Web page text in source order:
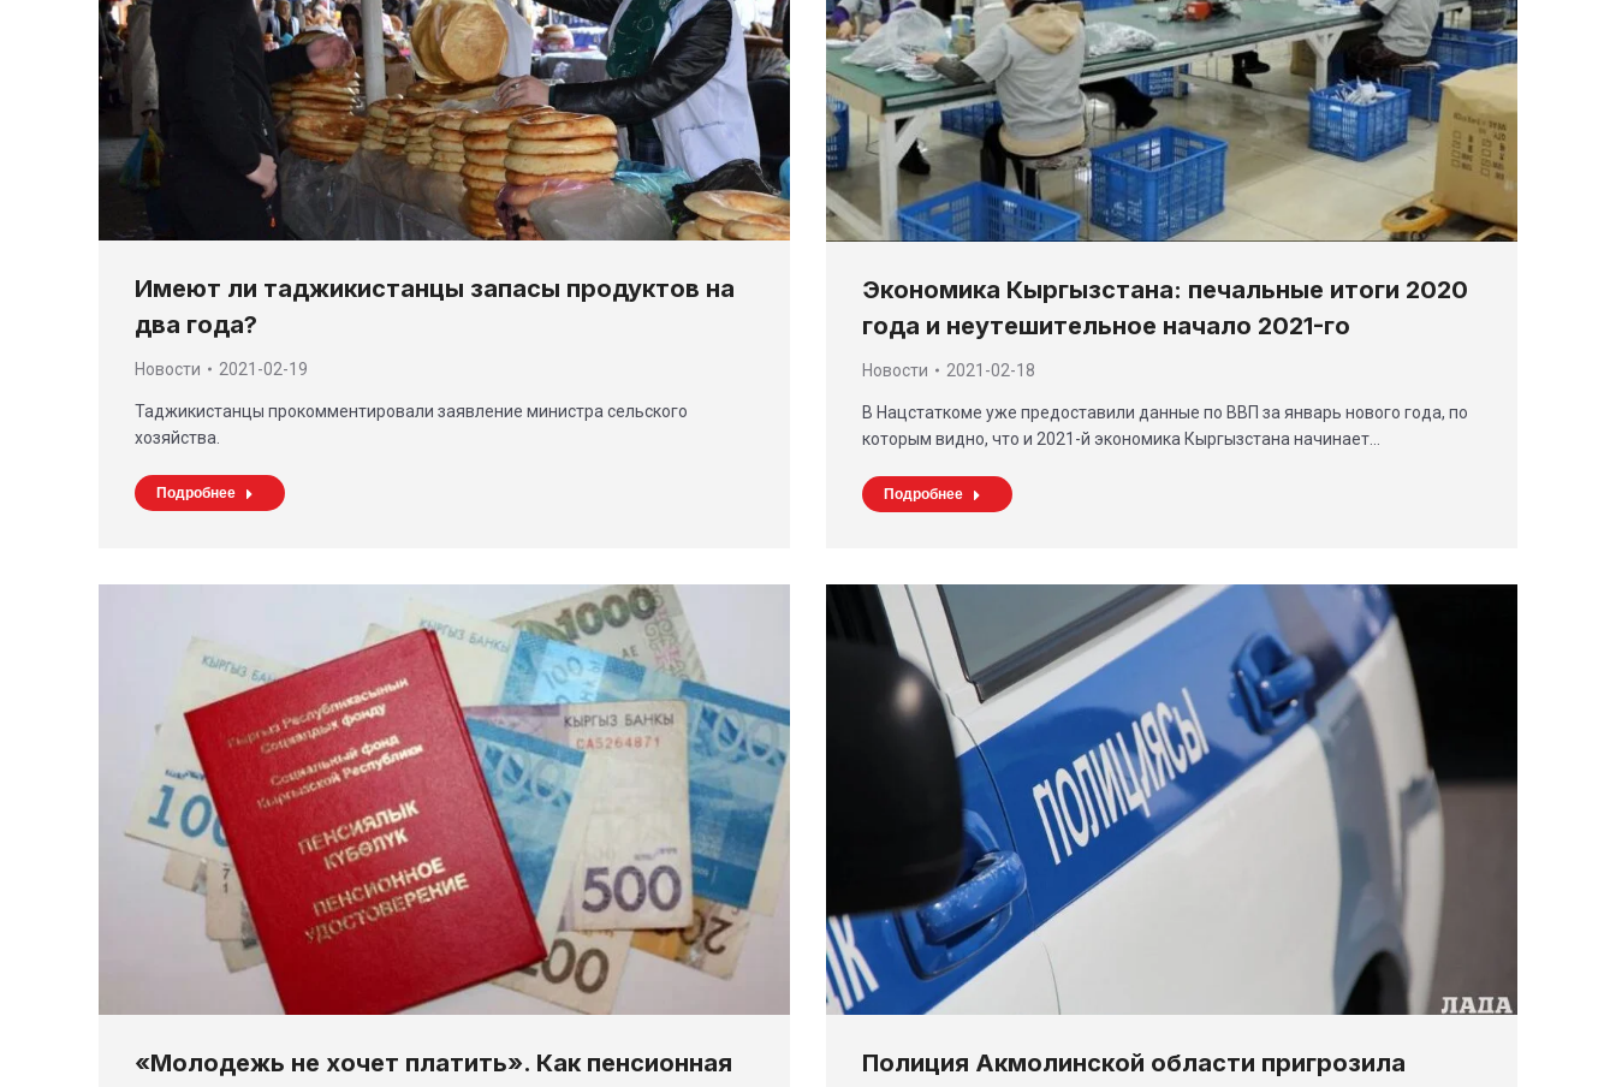
Имеют ли таджикистанцы запасы продуктов на
два года?
Новости 2021-02-19
Таджикистанцы прокомментировали заявление министра сельского
хозяйства.
Подробнее
Экономика Кыргызстана: печальные итоги 2020
года и неутешительное начало 2021-го
Новости 2021-02-18
В Нацстаткоме уже предоставили данные по ВВП за январь нового года, по
которым видно, что и 2021-й экономика Кыргызстана начинает…
Подробнее
«Молодежь не хочет платить». Как пенсионная
Полиция Акмолинской области пригрозила